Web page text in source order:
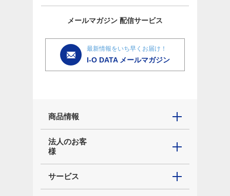
メールマガジン 配信サービス
最新情報をいち早くお届け！
I-O DATA メールマガジン
商品情報
法人のお客
様
サービス